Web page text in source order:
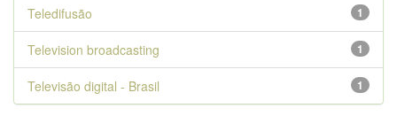
1
Teledifusão
1
Television broadcasting
1
Televisão digital - Brasil